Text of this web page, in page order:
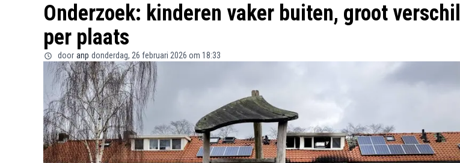
Onderzoek: kinderen vaker buiten, groot verschil
per plaats
door anp donderdag, 26 februari 2026 om 18:33